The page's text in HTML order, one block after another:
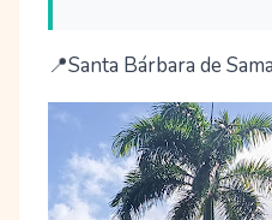
Santa Bárbara de